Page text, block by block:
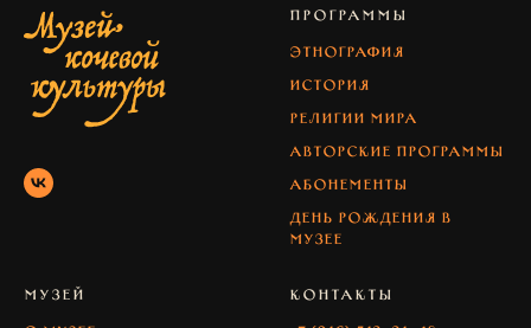
ПРОГРАММЫ
Этнография
История
Религии мира
Авторские программы
абонементы
день рождения в
музее
МУЗЕЙ
КОНТАКТЫ